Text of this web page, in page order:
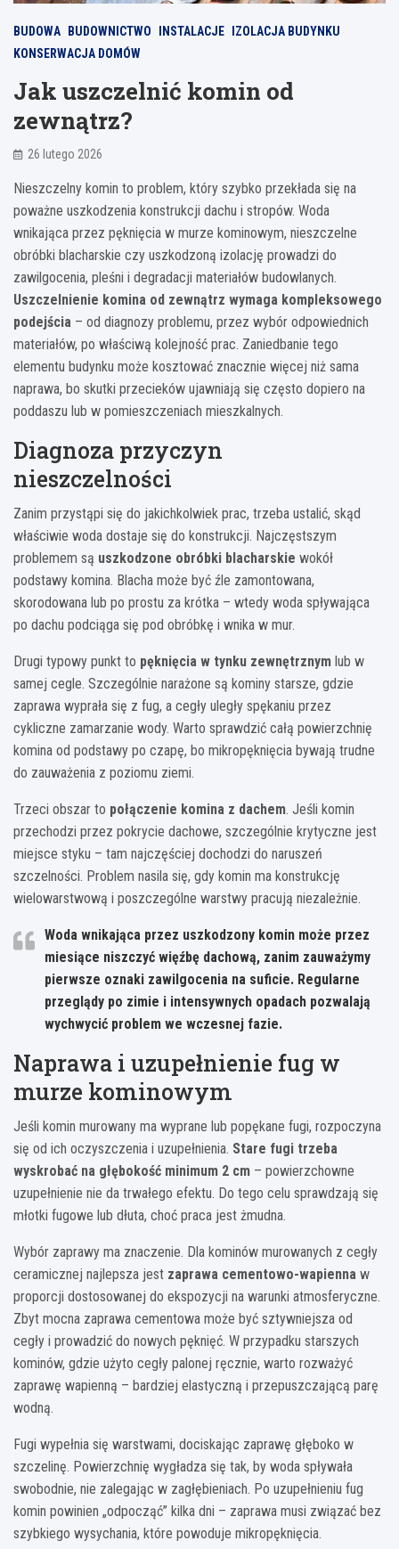
BUDOWA BUDOWNICTWO INSTALACJE
IZOLACJA BUDYNKU
KONSERWACJA DOMÓW
Jak uszczelnić komin od
zewnątrz?
26 lutego 2026
Nieszczelny komin to problem, który szybko przekłada się na
poważne uszkodzenia konstrukcji dachu i stropów. Woda
wnikająca przez pęknięcia w murze kominowym, nieszczelne
obróbki blacharskie czy uszkodzoną izolację prowadzi do
zawilgocenia, pleśni i degradacji materiałów budowlanych.
Uszczelnienie komina od zewnątrz wymaga kompleksowego
podejścia – od diagnozy problemu, przez wybór odpowiednich
materiałów, po właściwą kolejność prac. Zaniedbanie tego
elementu budynku może kosztować znacznie więcej niż sama
naprawa, bo skutki przecieków ujawniają się często dopiero na
poddaszu lub w pomieszczeniach mieszkalnych.
Diagnoza przyczyn
nieszczelności
Zanim przystąpi się do jakichkolwiek prac, trzeba ustalić, skąd
właściwie woda dostaje się do konstrukcji. Najczęstszym
problemem są uszkodzone obróbki blacharskie wokół
podstawy komina. Blacha może być źle zamontowana,
skorodowana lub po prostu za krótka – wtedy woda spływająca
po dachu podciąga się pod obróbkę i wnika w mur.
Drugi typowy punkt to pęknięcia w tynku zewnętrznym lub w
samej cegle. Szczególnie narażone są kominy starsze, gdzie
zaprawa wyprała się z fug, a cegły uległy spękaniu przez
cykliczne zamarzanie wody. Warto sprawdzić całą powierzchnię
komina od podstawy po czapę, bo mikropęknięcia bywają trudne
do zauważenia z poziomu ziemi.
Trzeci obszar to połączenie komina z dachem. Jeśli komin
przechodzi przez pokrycie dachowe, szczególnie krytyczne jest
miejsce styku – tam najczęściej dochodzi do naruszeń
szczelności. Problem nasila się, gdy komin ma konstrukcję
wielowarstwową i poszczególne warstwy pracują niezależnie.
Woda wnikająca przez uszkodzony komin może przez
miesiące niszczyć więźbę dachową, zanim zauważymy
pierwsze oznaki zawilgocenia na suficie. Regularne
przeglądy po zimie i intensywnych opadach pozwalają
wychwycić problem we wczesnej fazie.
Naprawa i uzupełnienie fug w
murze kominowym
Jeśli komin murowany ma wyprane lub popękane fugi, rozpoczyna
się od ich oczyszczenia i uzupełnienia. Stare fugi trzeba
wyskrobać na głębokość minimum 2 cm – powierzchowne
uzupełnienie nie da trwałego efektu. Do tego celu sprawdzają się
młotki fugowe lub dłuta, choć praca jest żmudna.
Wybór zaprawy ma znaczenie. Dla kominów murowanych z cegły
ceramicznej najlepsza jest zaprawa cementowo-wapienna w
proporcji dostosowanej do ekspozycji na warunki atmosferyczne.
Zbyt mocna zaprawa cementowa może być sztywniejsza od
cegły i prowadzić do nowych pęknięć. W przypadku starszych
kominów, gdzie użyto cegły palonej ręcznie, warto rozważyć
zaprawę wapienną – bardziej elastyczną i przepuszczającą parę
wodną.
Fugi wypełnia się warstwami, dociskając zaprawę głęboko w
szczelinę. Powierzchnię wygładza się tak, by woda spływała
swobodnie, nie zalegając w zagłębieniach. Po uzupełnieniu fug
komin powinien „odpocząć” kilka dni – zaprawa musi związać bez
szybkiego wysychania, które powoduje mikropęknięcia.